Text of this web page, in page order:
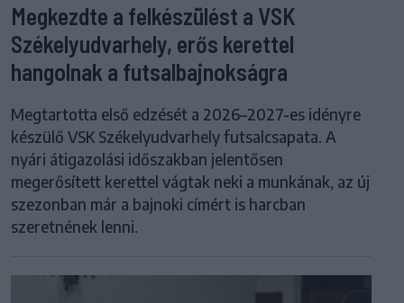
Megkezdte a felkészülést a VSK
Székelyudvarhely, erős kerettel
hangolnak a futsalbajnokságra
Megtartotta első edzését a 2026–2027-es idényre
készülő VSK Székelyudvarhely futsalcsapata. A
nyári átigazolási időszakban jelentősen
megerősített kerettel vágtak neki a munkának, az új
szezonban már a bajnoki címért is harcban
szeretnének lenni.